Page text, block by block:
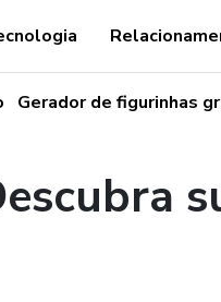
Gerador de figurinhas